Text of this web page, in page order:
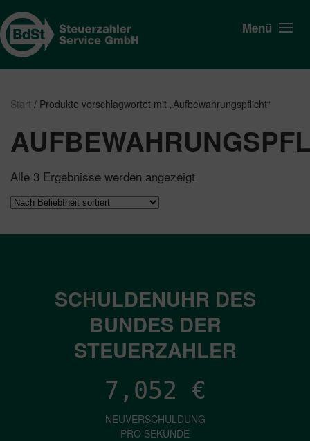
Menü
Start / Produkte verschlagwortet mit „Aufbewahrungspflicht“
Alle 3 Ergebnisse werden angezeigt
SCHULDENUHR DES
BUNDES DER
STEUERZAHLER
7,052 €
NEUVERSCHULDUNG
PRO SEKUNDE